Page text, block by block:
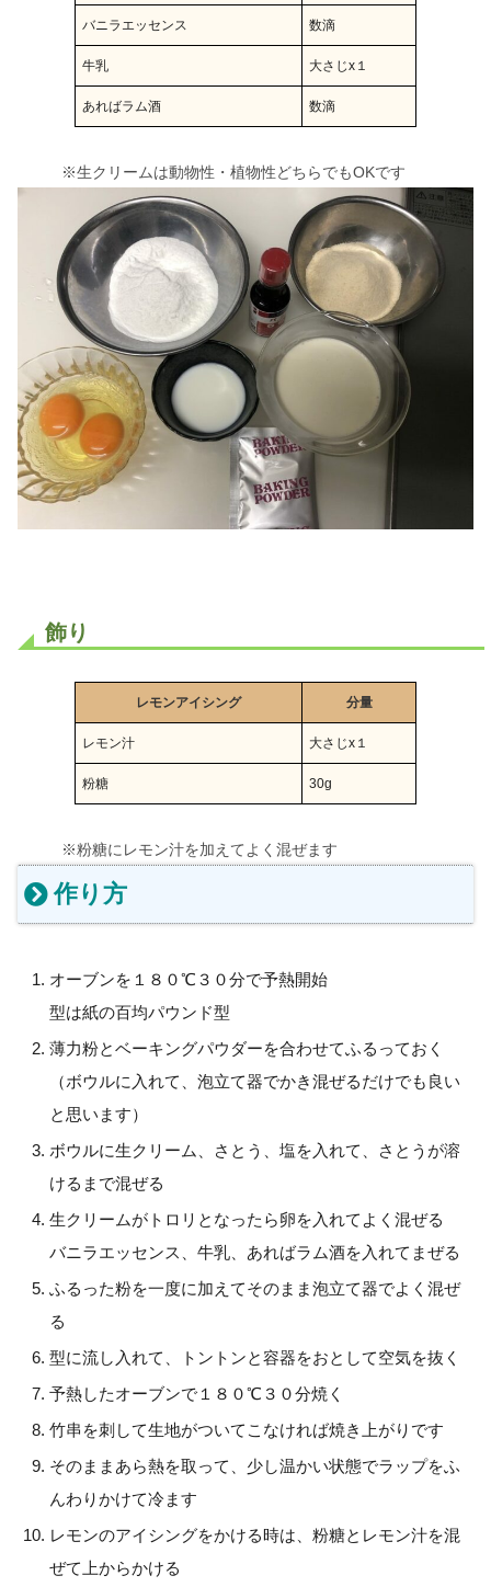
バニラエッセンス 数滴
牛乳 大さじx１
あればラム酒 数滴
※生クリームは動物性・植物性どちらでもOKです
飾り
レモンアイシング 分量
レモン汁 大さじx１
粉糖 30g
※粉糖にレモン汁を加えてよく混ぜます
作り方
オーブンを１８０℃３０分で予熱開始
型は紙の百均パウンド型
薄力粉とベーキングパウダーを合わせてふるっておく
（ボウルに入れて、泡立て器でかき混ぜるだけでも良い
と思います）
ボウルに生クリーム、さとう、塩を入れて、さとうが溶
けるまで混ぜる
生クリームがトロリとなったら卵を入れてよく混ぜる
バニラエッセンス、牛乳、あればラム酒を入れてまぜる
ふるった粉を一度に加えてそのまま泡立て器でよく混ぜ
る
型に流し入れて、トントンと容器をおとして空気を抜く
予熱したオーブンで１８０℃３０分焼く
竹串を刺して生地がついてこなければ焼き上がりです
そのままあら熱を取って、少し温かい状態でラップをふ
んわりかけて冷ます
レモンのアイシングをかける時は、粉糖とレモン汁を混
ぜて上からかける